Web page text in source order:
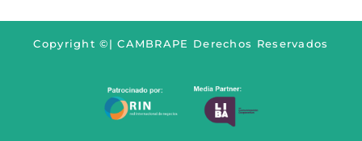
Copyright ©|CAMBRAPE Derechos Reservados